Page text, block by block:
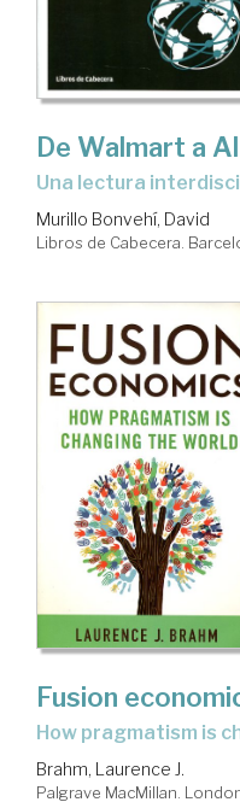
De Walmart a
una lectura
Murillo Bonvehí, David
Libros de Cabecera.
Fusion
how pragmatism is
Brahm, Laurence J.
Palgrave MacMillan.